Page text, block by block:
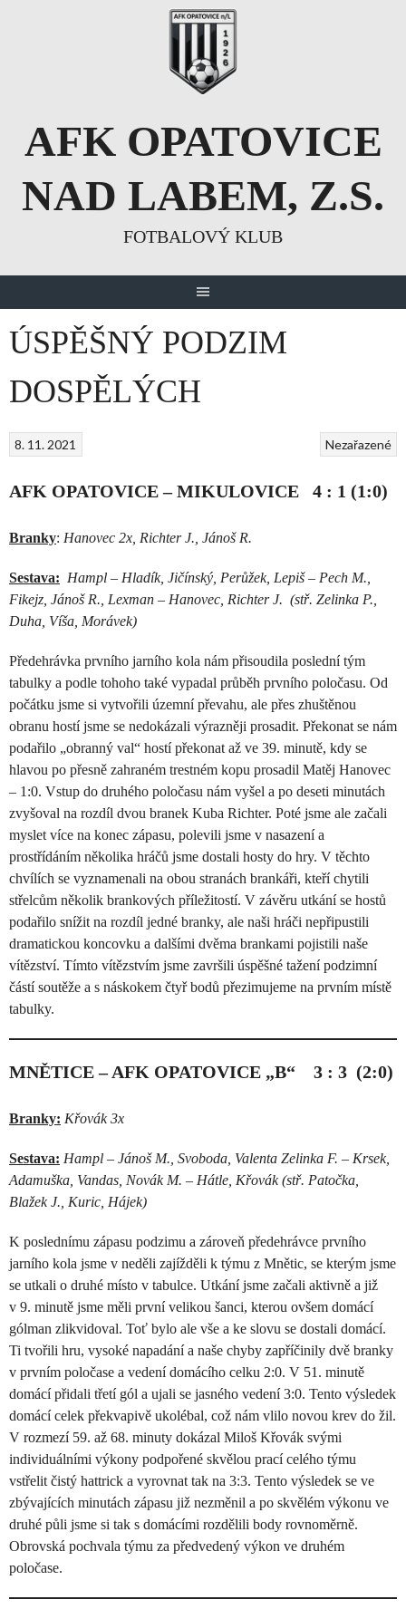
AFK OPATOVICE
NAD LABEM, Z.S.
FOTBALOVÝ KLUB
ÚSPĚŠNÝ PODZIM
DOSPĚLÝCH
Nezařazené
8. 11. 2021
AFK OPATOVICE – MIKULOVICE 4 : 1 (1:0)
Branky: Hanovec 2x, Richter J., Jánoš R.
Sestava: Hampl – Hladík, Jičínský, Perůžek, Lepiš – Pech M.,
Fikejz, Jánoš R., Lexman – Hanovec, Richter J. (stř. Zelinka P.,
Duha, Víša, Morávek)
Předehrávka prvního jarního kola nám přisoudila poslední tým
tabulky a podle tohoho také vypadal průběh prvního poločasu. Od
počátku jsme si vytvořili územní převahu, ale přes zhuštěnou
obranu hostí jsme se nedokázali výrazněji prosadit. Překonat se nám
podařilo „obranný val“ hostí překonat až ve 39. minutě, kdy se
hlavou po přesně zahraném trestném kopu prosadil Matěj Hanovec
– 1:0. Vstup do druhého poločasu nám vyšel a po deseti minutách
zvyšoval na rozdíl dvou branek Kuba Richter. Poté jsme ale začali
myslet více na konec zápasu, polevili jsme v nasazení a
prostřídáním několika hráčů jsme dostali hosty do hry. V těchto
chvílích se vyznamenali na obou stranách brankáři, kteří chytili
střelcům několik brankových příležitostí. V závěru utkání se hostů
podařilo snížit na rozdíl jedné branky, ale naši hráči nepřipustili
dramatickou koncovku a dalšími dvěma brankami pojistili naše
vítězství. Tímto vítězstvím jsme završili úspěšné tažení podzimní
částí soutěže a s náskokem čtyř bodů přezimujeme na prvním místě
tabulky.
MNĚTICE – AFK OPATOVICE „B“ 3 : 3 (2:0)
Branky: Křovák 3x
Sestava: Hampl – Jánoš M., Svoboda, Valenta Zelinka F. – Krsek,
Adamuška, Vandas, Novák M. – Hátle, Křovák (stř. Patočka,
Blažek J., Kuric, Hájek)
K poslednímu zápasu podzimu a zároveň předehrávce prvního
jarního kola jsme v neděli zajížděli k týmu z Mnětic, se kterým jsme
se utkali o druhé místo v tabulce. Utkání jsme začali aktivně a již
v 9. minutě jsme měli první velikou šanci, kterou ovšem domácí
gólman zlikvidoval. Toť bylo ale vše a ke slovu se dostali domácí.
Ti tvořili hru, vysoké napadání a naše chyby zapříčinily dvě branky
v prvním poločase a vedení domácího celku 2:0. V 51. minutě
domácí přidali třetí gól a ujali se jasného vedení 3:0. Tento výsledek
domácí celek překvapivě ukolébal, což nám vlilo novou krev do žil.
V rozmezí 59. až 68. minuty dokázal Miloš Křovák svými
individuálními výkony podpořené skvělou prací celého týmu
vstřelit čistý hattrick a vyrovnat tak na 3:3. Tento výsledek se ve
zbývajících minutách zápasu již nezměnil a po skvělém výkonu ve
druhé půli jsme si tak s domácími rozdělili body rovnoměrně.
Obrovská pochvala týmu za předvedený výkon ve druhém
poločase.